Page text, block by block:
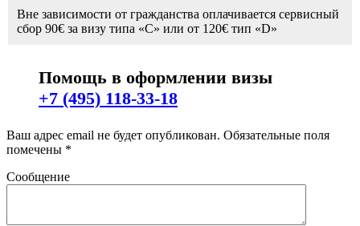
Вне зависимости от гражданства оплачивается сервисный
сбор 90€ за визу типа «C» или от 120€ тип «D»
Помощь в оформлении визы
+7 (495) 118-33-18
Ваш адрес email не будет опубликован. Обязательные поля
помечены *
Сообщение